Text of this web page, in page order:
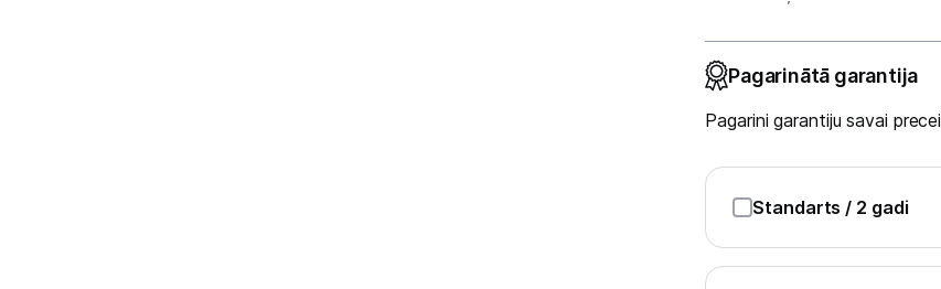
Pagarinātā garantija
Pagarini garantiju savai precei
Standarts / 2 gadi